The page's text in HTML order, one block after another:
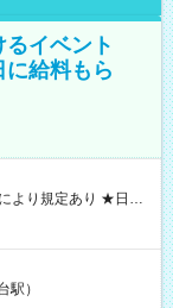
イベント
給料もら
GET♪ お仕事後はコ
】試
駅）